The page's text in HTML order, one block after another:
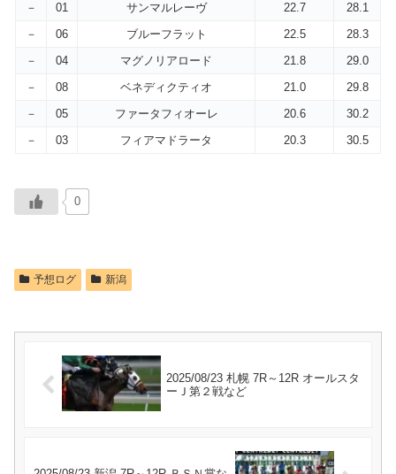
－
01 サンマルレーヴ 22.7
28.1
－
06 ブルーフラット 22.5
28.3
－
04 マグノリアロード 21.8
29.0
－
08 ベネディクティオ 21.0
29.8
－
05 ファータフィオーレ 20.6
30.2
－
03 フィアマドラータ 20.3 30.5
0
予想ログ 新潟
2025/08/23 札幌 7R～12R オールスタ
ーＪ第２戦など